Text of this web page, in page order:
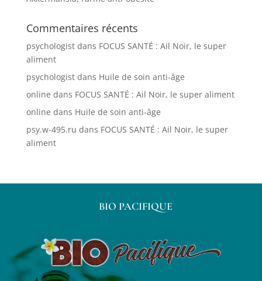
Commentaires récents
psychologistdans FOCUS SANTÉ : Ail Noir, le super
aliment
psychologistdans Huile de soin anti-âge
online dans FOCUS SANTÉ : Ail Noir, le super aliment
online dans Huile de soin anti-âge
psy.w-495.ru dans FOCUS SANTÉ : Ail Noir, le super
aliment
BIO PACIFIQUE